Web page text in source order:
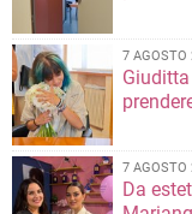
7 AGOSTO
7 AGOSTO
Da